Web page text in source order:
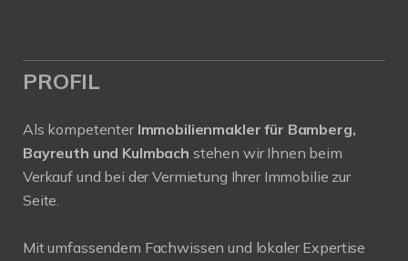
PROFIL
Als kompetenter Immobilienmakler für Bamberg,
Bayreuth und Kulmbach stehen wir Ihnen beim
Verkauf und bei der Vermietung Ihrer Immobilie zur
Seite.
Mit umfassendem Fachwissen und lokaler Expertise